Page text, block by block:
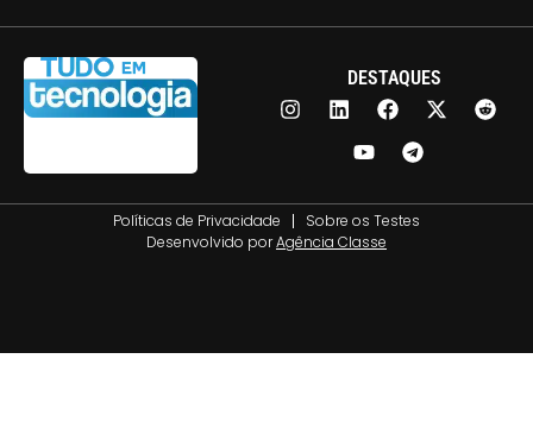
DESTAQUES
Políticas de Privacidade
Sobre os Testes
Desenvolvido porAgência Classe